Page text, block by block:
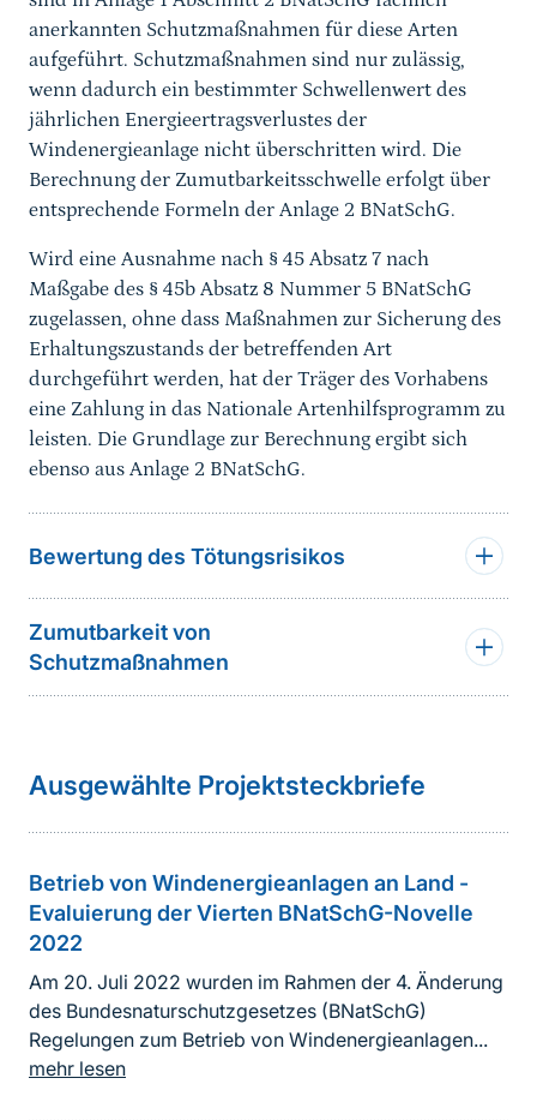
anerkannten Schutzmaßnahmen für diese Arten
aufgeführt. Schutzmaßnahmen sind nur zulässig,
wenn dadurch ein bestimmter Schwellenwert des
jährlichen Energieertragsverlustes der
Windenergieanlage nicht überschritten wird. Die
Berechnung der Zumutbarkeitsschwelle erfolgt über
entsprechende Formeln der Anlage 2 BNatSchG.
Wird eine Ausnahme nach § 45 Absatz 7 nach
Maßgabe des § 45b Absatz 8 Nummer 5 BNatSchG
zugelassen, ohne dass Maßnahmen zur Sicherung des
Erhaltungszustands der betreffenden Art
durchgeführt werden, hat der Träger des Vorhabens
eine Zahlung in das Nationale Artenhilfsprogramm zu
leisten. Die Grundlage zur Berechnung ergibt sich
ebenso aus Anlage 2 BNatSchG.
Bewertung des Tötungsrisikos
Zumutbarkeit von
Schutzmaßnahmen
weiterführender
Ausgewählte Projektsteckbriefe
Betrieb von Windenergieanlagen an Land -
Evaluierung der Vierten BNatSchG-Novelle
2022
Am 20. Juli 2022 wurden im Rahmen der 4. Änderung
des Bundesnaturschutzgesetzes (BNatSchG)
Regelungen zum Betrieb von Windenergieanlagen...
mehr lesen